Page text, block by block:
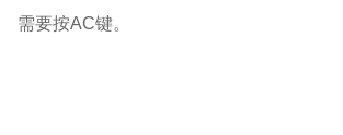
需要按AC键。